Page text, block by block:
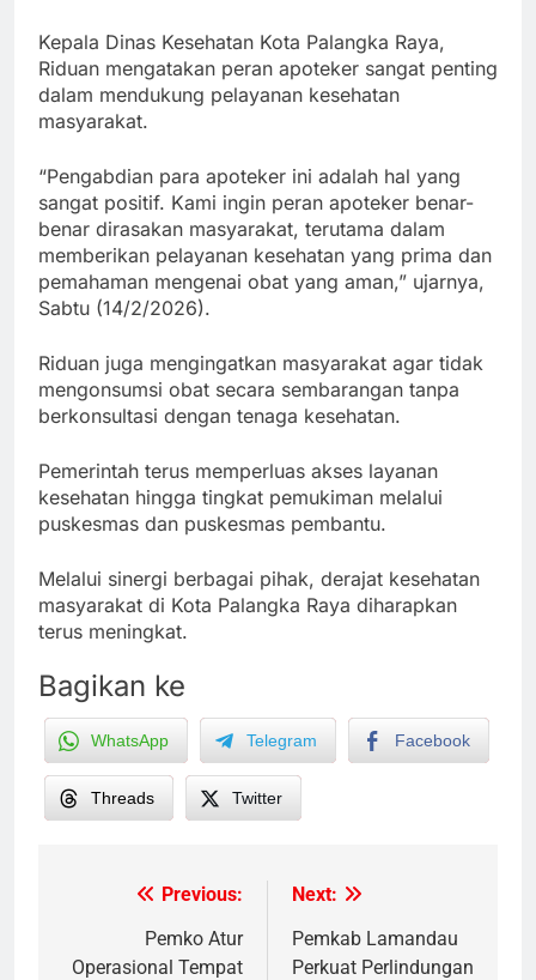
Kepala Dinas Kesehatan Kota Palangka Raya,
Riduan mengatakan peran apoteker sangat penting
dalam mendukung pelayanan kesehatan
masyarakat.
“Pengabdian para apoteker ini adalah hal yang
sangat positif. Kami ingin peran apoteker benar-
benar dirasakan masyarakat, terutama dalam
memberikan pelayanan kesehatan yang prima dan
pemahaman mengenai obat yang aman,” ujarnya,
Sabtu (14/2/2026).
Riduan juga mengingatkan masyarakat agar tidak
mengonsumsi obat secara sembarangan tanpa
berkonsultasi dengan tenaga kesehatan.
Pemerintah terus memperluas akses layanan
kesehatan hingga tingkat pemukiman melalui
puskesmas dan puskesmas pembantu.
Melalui sinergi berbagai pihak, derajat kesehatan
masyarakat di Kota Palangka Raya diharapkan
terus meningkat.
Bagikan ke
WhatsApp Telegram Facebook
Threads Twitter
navigation
Previous:
Pemko Atur
Operasional Tempat
Next:
Pemkab Lamandau
Perkuat Perlindungan